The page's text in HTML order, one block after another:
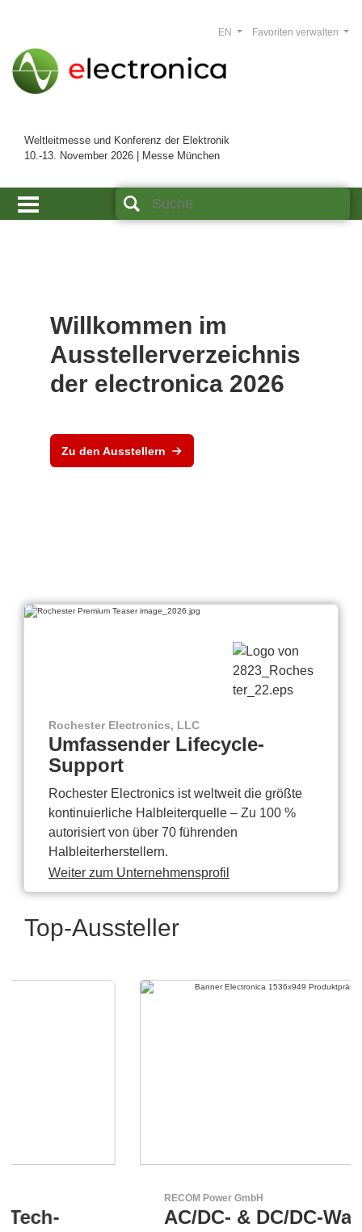
Weltleitmesse und Konferenz der Elektronik
10.-13. November 2026 | Messe München
Favoriten verwalten
EN
Willkommen im
Ausstellerverzeichnis
der electronica 2026
Zu den Ausstellern
Rochester Electronics, LLC
Umfassender Lifecycle-
Support
Rochester Electronics ist weltweit die größte
kontinuierliche Halbleiterquelle – Zu 100 %
autorisiert von über 70 führenden
Halbleiterherstellern.
Weiter zum Unternehmensprofil
Top-Aussteller
AC/DC- & DC/DC-Wandler